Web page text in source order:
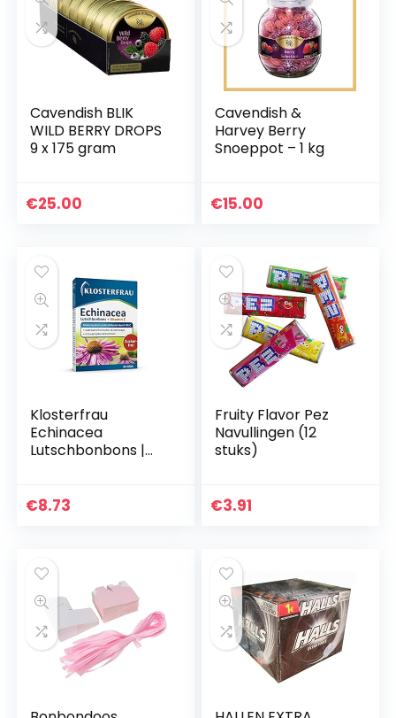
Cavendish BLIK
WILD BERRY DROPS
9 x 175 gram
€25.00
Cavendish &
Harvey Berry
Snoeppot – 1 kg
€15.00
Klosterfrau
Echinacea
Lutschbonbons |
vitamine C | 24
€8.73
Fruity Flavor Pez
Navullingen (12
stuks)
€3.91